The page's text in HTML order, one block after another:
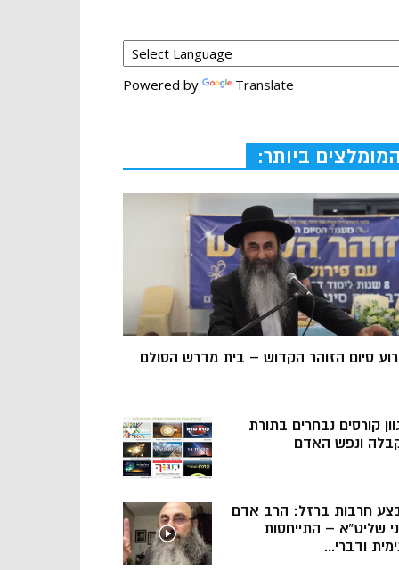
Powered by Translate
המומלצים ביותר:
סיום הזוהר הקדוש – בית מדרש הסולם
קורסים נבחרים בתורת
ונפש האדם
חרבות ברזל: הרב אדם
שליט”א – התייחסות
ודברי...